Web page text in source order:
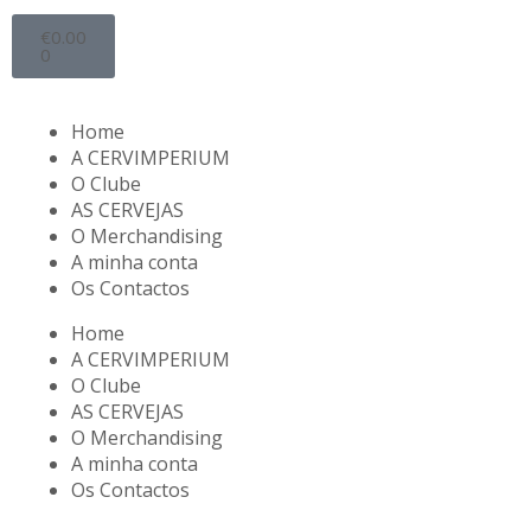
€0.00
0
Home
A CERVIMPERIUM
O Clube
AS CERVEJAS
O Merchandising
A minha conta
Os Contactos
Home
A CERVIMPERIUM
O Clube
AS CERVEJAS
O Merchandising
A minha conta
Os Contactos